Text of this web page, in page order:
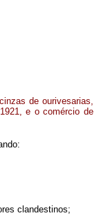
de ourivesarias,
e o comércio de
clandestinos;